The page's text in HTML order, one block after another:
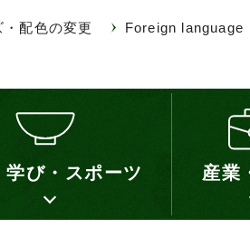
配色の変更 Foreign language
学び・スポーツ 産業